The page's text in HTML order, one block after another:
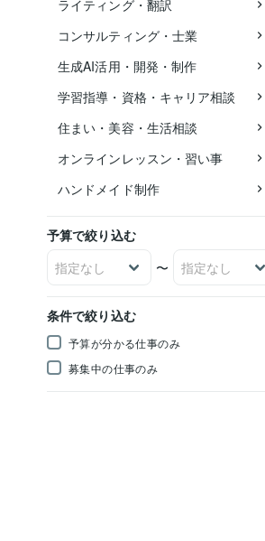
ライティング・翻訳
コンサルティング・士業
生成AI活用・開発・制作
学習指導・資格・キャリア相談
住まい・美容・生活相談
オンラインレッスン・習い事
ハンドメイド制作
予算で絞り込む
〜
条件で絞り込む
予算が分かる仕事のみ
募集中の仕事のみ